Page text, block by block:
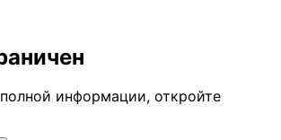
информации, откройте